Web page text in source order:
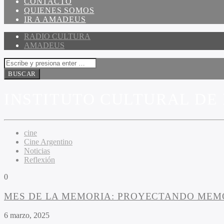
QUIENES SOMOS
IR A AMADEUS
RADIO CULTURA
AMADEUS
cine
Cine Argentino
Noticias
Reflexión
0
MES DE LA MEMORIA: PROYECTANDO
6 marzo, 2025